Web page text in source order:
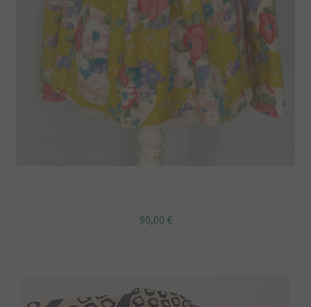
90,00 €